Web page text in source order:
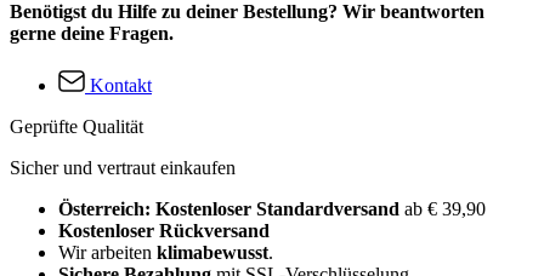
Benötigst du Hilfe zu deiner Bestellung? Wir beantworten
gerne deine Fragen.
Kontakt
Geprüfte Qualität
Sicher und vertraut einkaufen
Österreich: Kostenloser Standardversand ab € 39,90
Kostenloser Rückversand
Wir arbeiten klimabewusst.